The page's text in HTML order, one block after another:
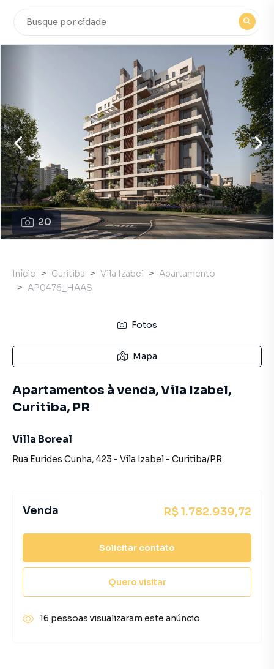
20
Início Curitiba Vila Izabel
Apartamento
AP0476_HAAS
Fotos
Mapa
Apartamentos à venda, Vila Izabel,
Curitiba, PR
Villa Boreal
Rua Eurides Cunha, 423 - Vila Izabel - Curitiba/PR
Venda R$ 1.782.939,72
Solicitar contato
Quero visitar
16 pessoas visualizaram este anúncio